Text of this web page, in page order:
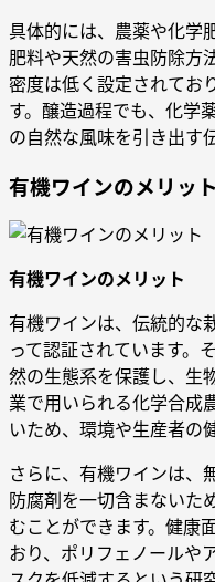
具体的には、農薬や化学
肥料や天然の害虫防除方
密度は低く設定されてお
す。醸造過程でも、化学
の自然な風味を引き出す
有機ワインのメリット
有機ワインのメリット
有機ワインは、伝統的な
って認証されています。
然の生態系を保護し、生
業で用いられる化学合成
いため、環境や生産者の
さらに、有機ワインは、
防腐剤を一切含まないた
むことができます。健康
おり、ポリフェノールや